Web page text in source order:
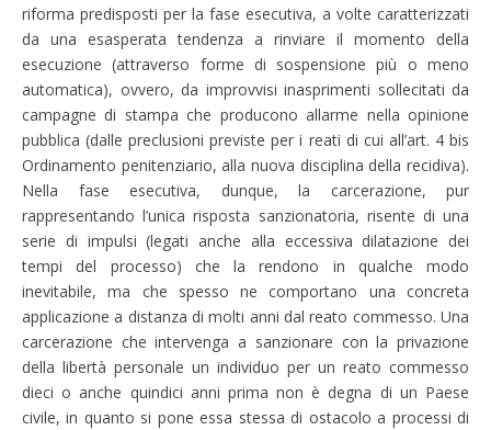
riforma predisposti per la fase esecutiva, a volte caratterizzati
da una esasperata tendenza a rinviare il momento della
esecuzione (attraverso forme di sospensione più o meno
automatica), ovvero, da improvvisi inasprimenti sollecitati da
campagne di stampa che producono allarme nella opinione
pubblica (dalle preclusioni previste per i reati di cui all’art. 4 bis
Ordinamento penitenziario, alla nuova disciplina della recidiva).
Nella fase esecutiva, dunque, la carcerazione, pur
rappresentando l’unica risposta sanzionatoria, risente di una
serie di impulsi (legati anche alla eccessiva dilatazione dei
tempi del processo) che la rendono in qualche modo
inevitabile, ma che spesso ne comportano una concreta
applicazione a distanza di molti anni dal reato commesso. Una
carcerazione che intervenga a sanzionare con la privazione
della libertà personale un individuo per un reato commesso
dieci o anche quindici anni prima non è degna di un Paese
civile, in quanto si pone essa stessa di ostacolo a processi di